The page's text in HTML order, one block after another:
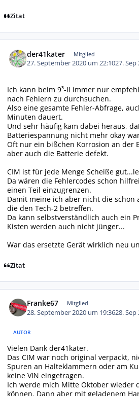
Zitat
der41kater Mitglied
27. September 2020 um 22:1027. Sep
Ich kann beim 9³-II immer nur
nach Fehlern zu durchsuchen.
Also eine gesamte Fehler-Abfrage,
Minuten dauert.
Und sehr häufig kam dabei heraus,
Batteriespannung nicht mehr okay
Oft nur ein bißchen Korrosion an der
aber auch die Batterie defekt.
CIM ist für jede Menge Scheiße
Da wären die Fehlercodes schon
einen Teil einzugrenzen.
Damit meine ich aber nicht die schon
die den Tech-2 betreffen.
Da kann selbstverständlich auch ein
Kisten werden auch nicht jünger...
War das ersetzte Gerät wirklich neu
Zitat
Franke67 Mitglied
28. September 2020 um 19:3628. Sep
AUTOR
Vielen Dank der41kater.
Das CIM war noch original verpackt,
Spuren an Halteklammern oder am
keine VIN eingetragen.
Ich werde mich Mitte Oktober wieder
können. Dann aber mit geladenem